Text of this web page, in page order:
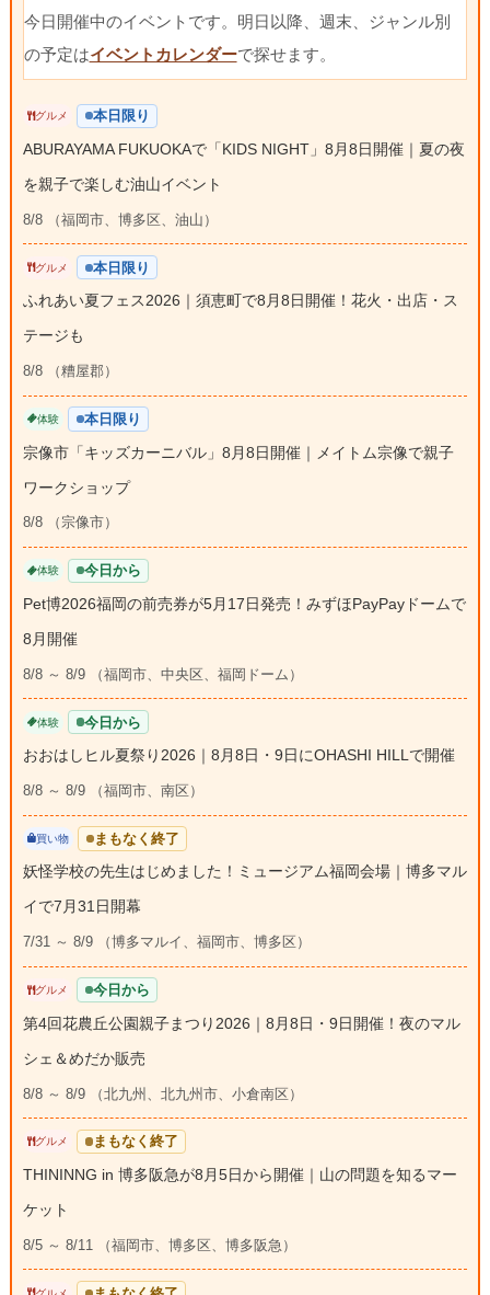
今日開催中のイベントです。明日以降、週末、ジャンル別
の予定はイベントカレンダーで探せます。
グルメ 本日限り
ABURAYAMA FUKUOKAで「KIDS NIGHT」8月8日開催｜夏の夜
を親子で楽しむ油山イベント
8/8 （福岡市、博多区、油山）
グルメ 本日限り
ふれあい夏フェス2026｜須恵町で8月8日開催！花火・出店・ス
テージも
8/8 （糟屋郡）
体験 本日限り
宗像市「キッズカーニバル」8月8日開催｜メイトム宗像で親子
ワークショップ
8/8 （宗像市）
体験 今日から
Pet博2026福岡の前売券が5月17日発売！みずほPayPayドームで
8月開催
8/8 ～ 8/9 （福岡市、中央区、福岡ドーム）
体験 今日から
おおはしヒル夏祭り2026｜8月8日・9日にOHASHI HILLで開催
8/8 ～ 8/9 （福岡市、南区）
買い物 まもなく終了
妖怪学校の先生はじめました！ミュージアム福岡会場｜博多マル
イで7月31日開幕
7/31 ～ 8/9 （博多マルイ、福岡市、博多区）
グルメ 今日から
第4回花農丘公園親子まつり2026｜8月8日・9日開催！夜のマル
シェ＆めだか販売
8/8 ～ 8/9 （北九州、北九州市、小倉南区）
グルメ まもなく終了
THININNG in 博多阪急が8月5日から開催｜山の問題を知るマー
ケット
8/5 ～ 8/11 （福岡市、博多区、博多阪急）